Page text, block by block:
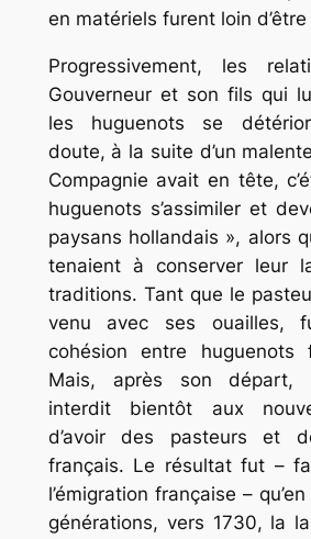
en matériels furent loin
Progressivement, les
Gouverneur et son fils qui
les huguenots se
doute, à la suite d’un
Compagnie avait en tête,
huguenots s’assimiler et
paysans hollandais », alors
tenaient à conserver leur
traditions. Tant que le
venu avec ses ouailles,
cohésion entre huguenots
Mais, après son départ,
interdit bientôt aux
d’avoir des pasteurs et
français. Le résultat fut –
l’émigration française –
générations, vers 1730, la